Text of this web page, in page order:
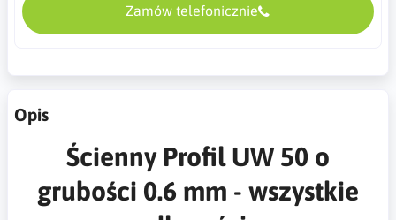
Zamów telefonicznie
Opis
Ścienny Profil UW 50 o
grubości 0.6 mm - wszystkie